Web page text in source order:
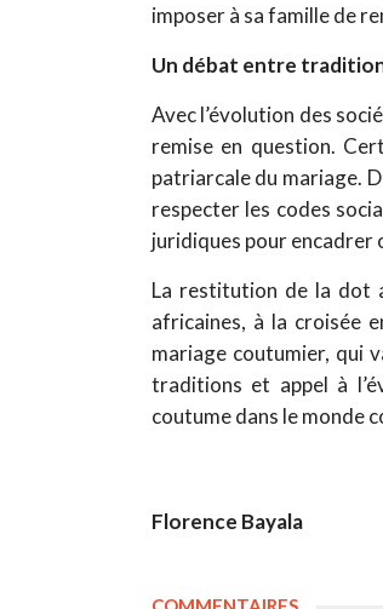
imposer à sa famille de
Un débat entre
Avec l’évolution des
remise en question.
patriarcale du mariage.
respecter les codes
juridiques pour
La restitution de la dot
africaines, à la croisée
mariage coutumier, qui
traditions et appel à
coutume dans le monde
Florence Bayala